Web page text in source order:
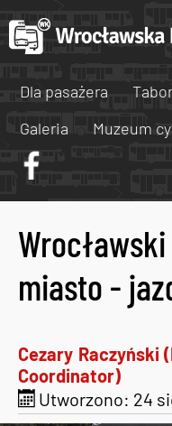
Dla pasażera Tabor
Galeria
Muzeum
miasto -
Cezary Raczyński
Coordinator)
Utworzono: 24